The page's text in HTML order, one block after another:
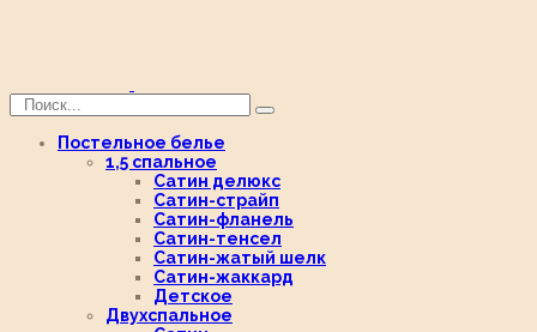
Постельное белье
1,5 спальное
Сатин делюкс
Сатин-страйп
Сатин-фланель
Сатин-тенсел
Сатин-жатый шелк
Сатин-жаккард
Детское
Двухспальное